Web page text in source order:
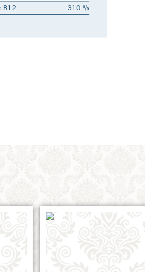
310 %
B12